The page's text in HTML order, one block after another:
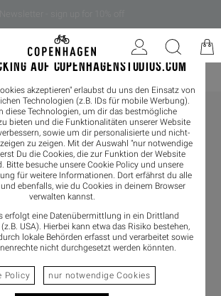
AUF COPENHAGENSTUDIOS.COM
akzeptieren" erlaubst du uns den Einsatz von
Technologien (z.B. IDs für mobile Werbung).
diese Technologien, um dir das bestmögliche
bieten und die Funktionalitäten unserer Website
sowie um dir personalisierte und nicht-
zu zeigen. Mit der Auswahl "nur notwendige
Du die Cookies, die zur Funktion der Website
Bitte besuche unsere Cookie Policy und unsere
für weitere Informationen. Dort erfährst du alle
ebenfalls, wie du Cookies in deinem Browser
verwalten kannst.
erfolgt eine Datenübermittlung in ein Drittland
USA). Hierbei kann etwa das Risiko bestehen,
lokale Behörden erfasst und verarbeitet sowie
nicht durchgesetzt werden könnten.
Policy nur notwendige Cookies
Sneaker Sneaker Low